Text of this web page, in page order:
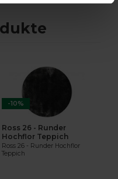
-10%
Ross 26 - Runder
Hochflor Teppich
Ross 26 - Runder Hochflor
Teppich